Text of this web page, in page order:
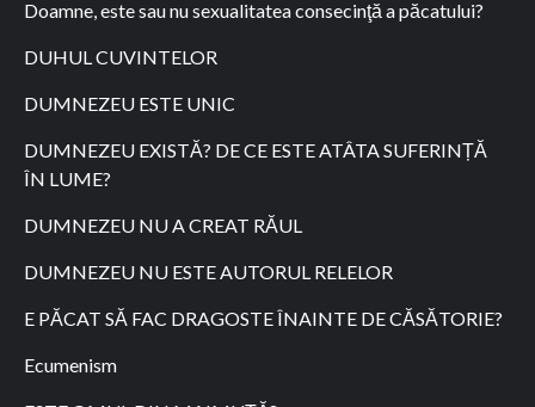
Doamne, este sau nu sexualitatea consecinţă a păcatului?
DUHUL CUVINTELOR
DUMNEZEU ESTE UNIC
DUMNEZEU EXISTĂ? DE CE ESTE ATÂTA SUFERINȚĂ
ÎN LUME?
DUMNEZEU NU A CREAT RĂUL
DUMNEZEU NU ESTE AUTORUL RELELOR
E PĂCAT SĂ FAC DRAGOSTE ÎNAINTE DE CĂSĂTORIE?
Ecumenism